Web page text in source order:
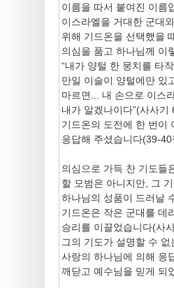
이름을 따서 붙여진 이름
이스라엘을 거대한 군대
위해 기드온을 선택했을
의심을 품고 하나님께 이
“내가 양털 한 뭉치를 타
만일 이슬이 양털에만 있
마르면... 내 손으로 이스
내가 알겠나이다”(사사기
기드온의 도전에 한 번이
응답해 주셨습니다(39-40
의심으로 가득 찬 기도들
할 모범은 아니지만, 그
하나님의 성품이 드러날
기드온은 작은 군대를 데
승리를 이끌었습니다(사
그의 기도가 설명할 수 없
사랑의 하나님에 의해 응
깨닫고 예수님을 믿게 되